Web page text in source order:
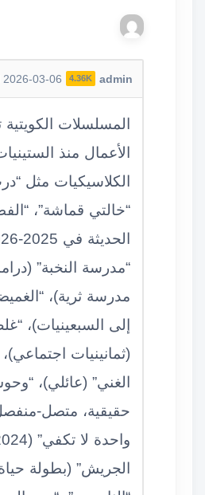
admin
4.36K
2026-03-06
المسلسلات
الأعمال منذ
الكلاسيكيات مثل
“خالتي قماشة”،
“مدرسة النخبة”
مدرسة ثرية)،
إلى السبعينيات)،
(ثمانينيات
الغني” (عائلي)،
حقيقية، متصل-
الجريش” (بطولة حياة